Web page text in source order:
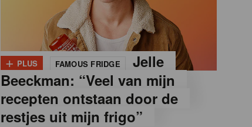
+ PLUS FAMOUS FRIDGE
Jelle
Beeckman: “Veel van mijn
recepten ontstaan door de
restjes uit mijn frigo”